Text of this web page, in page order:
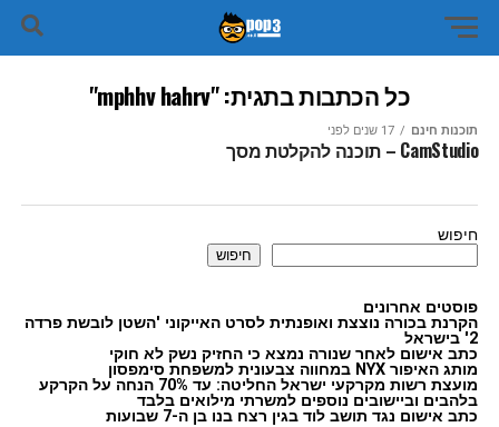
כל הכתבות בתגית: "mphhv hahrv"
תוכנות חינם 17 שנים לפני
CamStudio – תוכנה להקלטת מסך
חיפוש
חיפוש
פוסטים אחרונים
הקרנת בכורה נוצצת ואופנתית לסרט האייקוני 'השטן לובשת פרדה
2' בישראל
כתב אישום לאחר שנורה נמצא כי החזיק נשק לא חוקי
מותג האיפור NYX במחווה צבעונית למשפחת סימפסון
מועצת רשות מקרקעי ישראל החליטה: עד 70% הנחה על הקרקע
בלהבים וביישובים נוספים למשרתי מילואים בלבד
כתב אישום נגד תושב לוד בגין רצח בנו בן ה-7 שבועות